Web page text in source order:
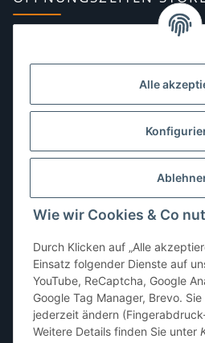
Alle
Wie wir Cookies & Co
Durch Klicken auf „Alle
Einsatz folgender Dienste auf
YouTube, ReCaptcha, Google
Google Tag Manager, Brevo.
jederzeit ändern
Weitere Details finden Sie unter
10:00–13:00, 14:00–18:00
Dienstag:10:00–13:00, 14:00–16:00
10:00–13:00 Uhr
Freitag:10:00–13:00, 14:00–18:00
Sonntag: geschlossen